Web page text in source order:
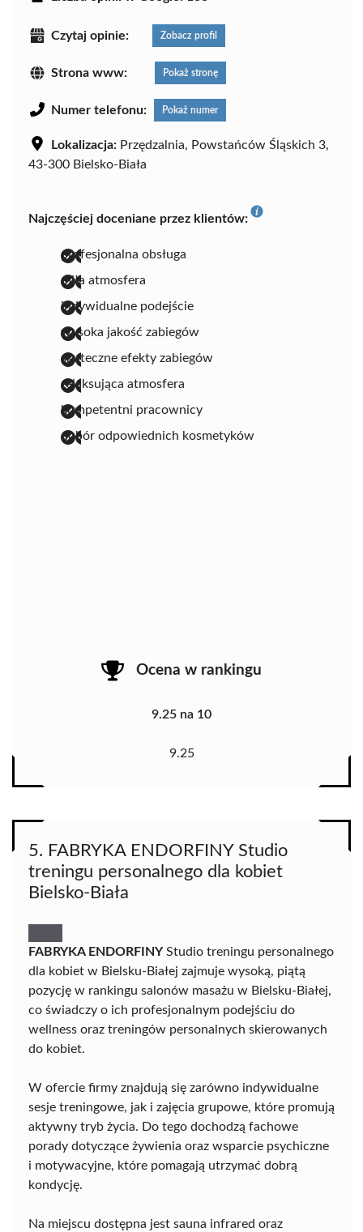
Czytaj opinie: Zobacz profil
Strona www: Pokaż stronę
Numer telefonu: Pokaż numer
Lokalizacja: Przędzalnia, Powstańców Śląskich 3,
43-300 Bielsko-Biała
Najczęściej doceniane przez klientów:
profesjonalna obsługa
miła atmosfera
indywidualne podejście
wysoka jakość zabiegów
skuteczne efekty zabiegów
relaksująca atmosfera
kompetentni pracownicy
dobór odpowiednich kosmetyków
Ocena w rankingu
9.25 na 10
9.25
5. FABRYKA ENDORFINY Studio
treningu personalnego dla kobiet
Bielsko-Biała
FABRYKA ENDORFINYStudio treningu personalnego
dla kobiet w Bielsku-Białej zajmuje wysoką, piątą
pozycję w rankingu salonów masażu w Bielsku-Białej,
co świadczy o ich profesjonalnym podejściu do
wellness oraz treningów personalnych skierowanych
do kobiet.
W ofercie firmy znajdują się zarówno indywidualne
sesje treningowe, jak i zajęcia grupowe, które promują
aktywny tryb życia. Do tego dochodzą fachowe
porady dotyczące żywienia oraz wsparcie psychiczne
i motywacyjne, które pomagają utrzymać dobrą
kondycję.
Na miejscu dostępna jest sauna infrared oraz